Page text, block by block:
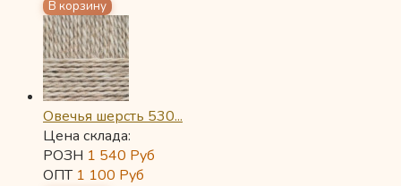
Овечья шерсть 530...
Цена склада:
РОЗН 1 540 Руб
ОПТ 1 100 Руб